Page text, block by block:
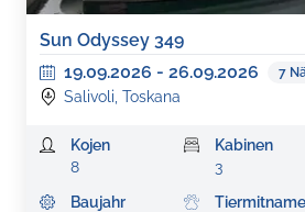
Sun Odyssey 349
19.09.2026 - 26.09.2026 7
Salivoli, Toskana
Kojen
8
Kabinen
3
Baujahr
Tiermitname